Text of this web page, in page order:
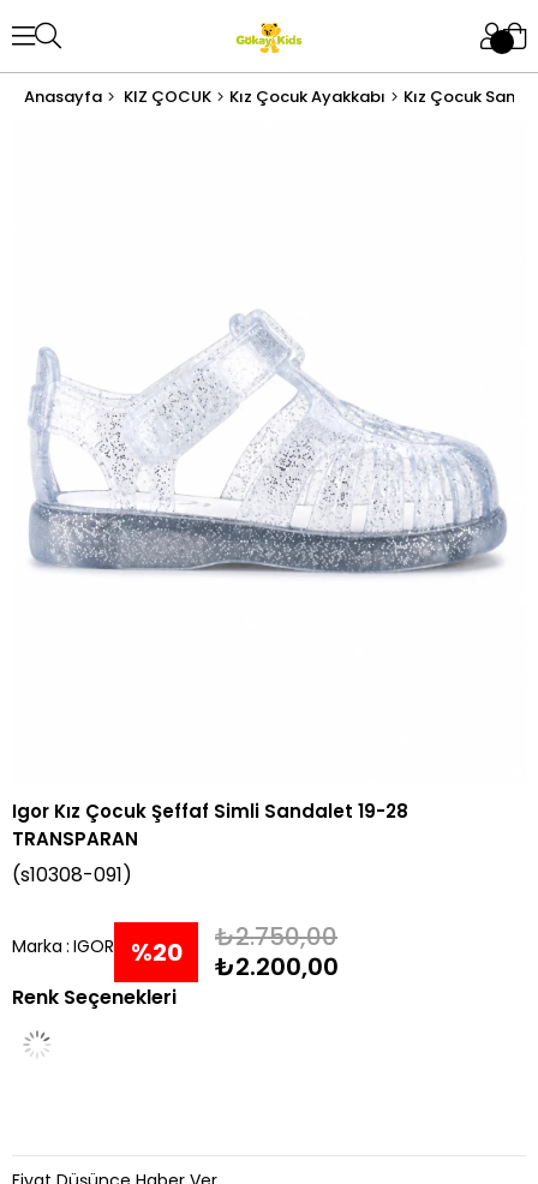
Anasayfa KIZ ÇOCUK Kız Çocuk Ayakkabı Kız Çocuk
Igor Kız Çocuk Şeffaf Simli Sandalet 19-28
TRANSPARAN
(s10308-091)
Marka : IGOR %20
İndirim
₺2.750,00
₺2.200,00
Renk Seçenekleri